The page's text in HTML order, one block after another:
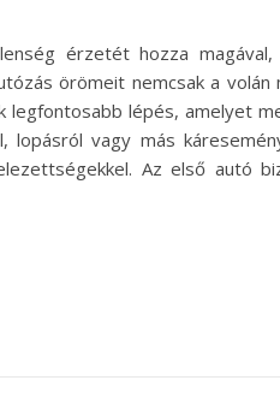
érzetét hozza
örömeit nemcsak a
lépés, amelyet
lopásról vagy más
Az első autó